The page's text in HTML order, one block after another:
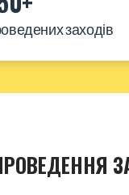
заходів